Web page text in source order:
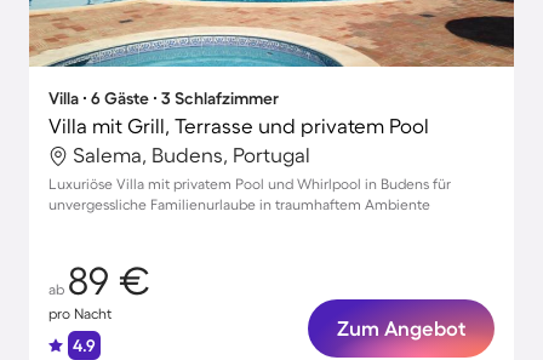
Villa ∙ 6 Gäste ∙ 3 Schlafzimmer
Villa mit Grill, Terrasse und privatem Pool
Salema, Budens, Portugal
Luxuriöse Villa mit privatem Pool und Whirlpool in Budens für
unvergessliche Familienurlaube in traumhaftem Ambiente
ab 89 €
pro Nacht
4.9
Zum Angebot